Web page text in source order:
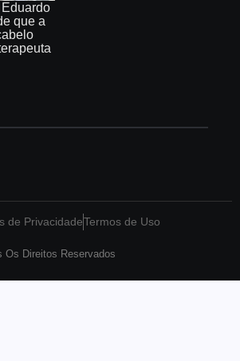
que a
de PrivacidadeTermos de Uso
Os Direitos Reservados